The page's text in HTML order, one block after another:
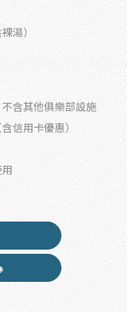
湯）
含其他俱樂部設施
信用卡優惠）